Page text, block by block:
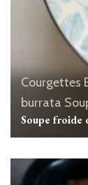
Courgettes
burrata
Soupe froide